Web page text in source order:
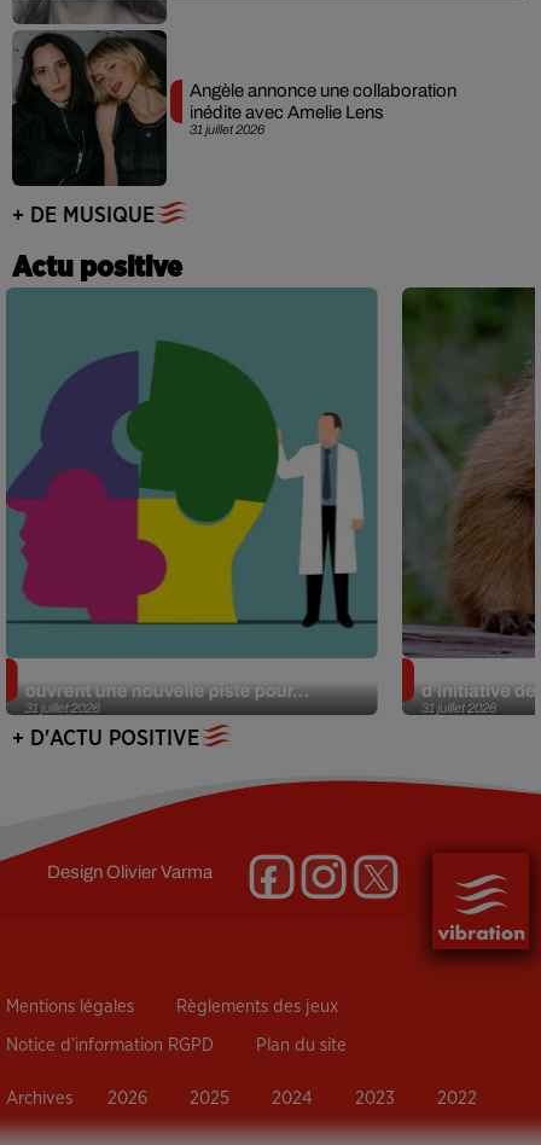
31 juillet 2026
Angèle annonce une collaboration
inédite avec Amelie Lens
+ DE MUSIQUE
Actu positive
31 juillet 2026
ouvrent une nouvelle piste pour...
31 juillet 2026
d’initiative
+ D'ACTU POSITIVE
DesignOlivier Varma
Mentions légales Règlements des jeux
Notice d’information RGPD Plan du site
Archives 2026 2025 2024 2023 2022